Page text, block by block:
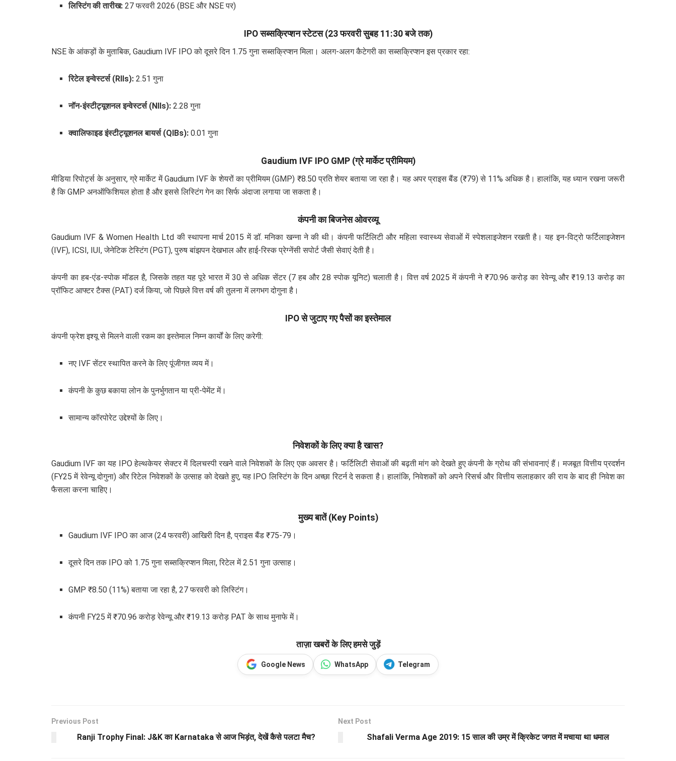
लिस्टिंग की तारीख: 27 फरवरी 2026 (BSE और NSE पर)
IPO सब्सक्रिप्शन स्टेटस (23 फरवरी सुबह 11:30 बजे तक)
NSE के आंकड़ों के मुताबिक, Gaudium IVF IPO को दूसरे दिन 1.75 गुना सब्सक्रिप्शन मिला। अलग-अलग कैटेगरी का सब्सक्रिप्शन इस प्रकार रहा:
रिटेल इन्वेस्टर्स (RIIs): 2.51 गुना
नॉन-इंस्टीट्यूशनल इन्वेस्टर्स (NIIs): 2.28 गुना
क्वालिफाइड इंस्टीट्यूशनल बायर्स (QIBs): 0.01 गुना
Gaudium IVF IPO GMP (ग्रे मार्केट प्रीमियम)
मीडिया रिपोर्ट्स के अनुसार, ग्रे मार्केट में Gaudium IVF के शेयरों का प्रीमियम (GMP) ₹8.50 प्रति शेयर बताया जा रहा है। यह अपर प्राइस बैंड (₹79) से 11% अधिक है। हालांकि, यह ध्यान रखना जरूरी
है कि GMP अनऑफिशियल होता है और इससे लिस्टिंग गेन का सिर्फ अंदाजा लगाया जा सकता है।
कंपनी का बिजनेस ओवरव्यू
Gaudium IVF & Women Health Ltd की स्थापना मार्च 2015 में डॉ. मनिका खन्ना ने की थी। कंपनी फर्टिलिटी और महिला स्वास्थ्य सेवाओं में स्पेशलाइजेशन रखती है। यह इन-विट्रो फर्टिलाइजेशन
(IVF), ICSI, IUI, जेनेटिक टेस्टिंग (PGT), पुरुष बांझपन देखभाल और हाई-रिस्क प्रेग्नेंसी सपोर्ट जैसी सेवाएं देती है।
कंपनी का हब-एंड-स्पोक मॉडल है, जिसके तहत यह पूरे भारत में 30 से अधिक सेंटर (7 हब और 28 स्पोक यूनिट) चलाती है। वित्त वर्ष 2025 में कंपनी ने ₹70.96 करोड़ का रेवेन्यू और ₹19.13 करोड़ का
प्रॉफिट आफ्टर टैक्स (PAT) दर्ज किया, जो पिछले वित्त वर्ष की तुलना में लगभग दोगुना है।
IPO से जुटाए गए पैसों का इस्तेमाल
कंपनी फ्रेश इश्यू से मिलने वाली रकम का इस्तेमाल निम्न कार्यों के लिए करेगी:
नए IVF सेंटर स्थापित करने के लिए पूंजीगत व्यय में।
कंपनी के कुछ बकाया लोन के पुनर्भुगतान या प्री-पेमेंट में।
सामान्य कॉरपोरेट उद्देश्यों के लिए।
निवेशकों के लिए क्या है खास?
Gaudium IVF का यह IPO हेल्थकेयर सेक्टर में दिलचस्पी रखने वाले निवेशकों के लिए एक अवसर है। फर्टिलिटी सेवाओं की बढ़ती मांग को देखते हुए कंपनी के ग्रोथ की संभावनाएं हैं। मजबूत वित्तीय प्रदर्शन
(FY25 में रेवेन्यू दोगुना) और रिटेल निवेशकों के उत्साह को देखते हुए, यह IPO लिस्टिंग के दिन अच्छा रिटर्न दे सकता है। हालांकि, निवेशकों को अपने रिसर्च और वित्तीय सलाहकार की राय के बाद ही निवेश का
फैसला करना चाहिए।
मुख्य बातें (Key Points)
Gaudium IVF IPO का आज (24 फरवरी) आखिरी दिन है, प्राइस बैंड ₹75-79।
दूसरे दिन तक IPO को 1.75 गुना सब्सक्रिप्शन मिला, रिटेल में 2.51 गुना उत्साह।
GMP ₹8.50 (11%) बताया जा रहा है, 27 फरवरी को लिस्टिंग।
कंपनी FY25 में ₹70.96 करोड़ रेवेन्यू और ₹19.13 करोड़ PAT के साथ मुनाफे में।
ताज़ा खबरों के लिए हमसे जुड़ें
Google News WhatsApp Telegram
Previous Post
Ranji Trophy Final: J&K का Karnataka से आज भिड़ंत, देखें कैसे पलटा मैच?
Next Post
Shafali Verma Age 2019: 15 साल की उम्र में क्रिकेट जगत में मचाया था धमाल